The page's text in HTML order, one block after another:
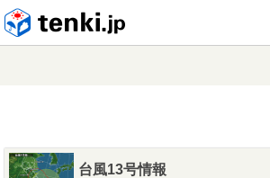
台風13号情報